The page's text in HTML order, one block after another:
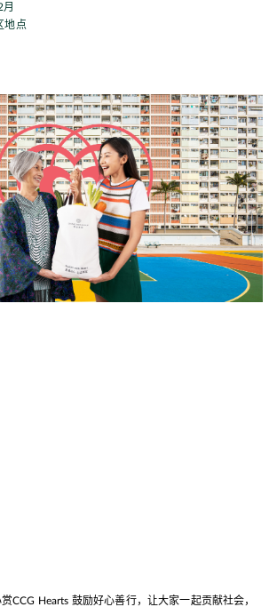
地点
CCG Hearts 鼓励好心善行，让大家一起贡献社会，